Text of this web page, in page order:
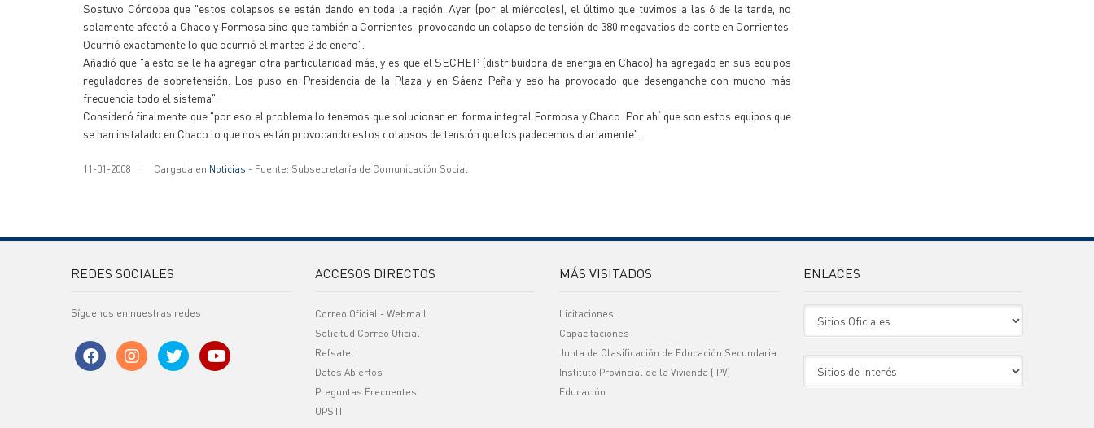
Sostuvo Córdoba que "estos colapsos se están dando en toda la región. Ayer (por el miércoles), el último que tuvimos a las 6 de la tarde, no
solamente afectó a Chaco y Formosa sino que también a Corrientes, provocando un colapso de tensión de 380 megavatios de corte en Corrientes.
Ocurrió exactamente lo que ocurrió el martes 2 de enero".
Añadió que "a esto se le ha agregar otra particularidad más, y es que el SECHEP (distribuidora de energia en Chaco) ha agregado en sus equipos
reguladores de sobretensión. Los puso en Presidencia de la Plaza y en Sáenz Peña y eso ha provocado que desenganche con mucho más
frecuencia todo el sistema".
Consideró finalmente que "por eso el problema lo tenemos que solucionar en forma integral Formosa y Chaco. Por ahí que son estos equipos que
se han instalado en Chaco lo que nos están provocando estos colapsos de tensión que los padecemos diariamente".
11-01-2008 | Cargada en Noticias - Fuente: Subsecretaría de Comunicación Social
REDES SOCIALES
Síguenos en nuestras redes
ACCESOS DIRECTOS
Correo Oficial - Webmail
Solicitud Correo Oficial
Refsatel
Datos Abiertos
Preguntas Frecuentes
UPSTI
MÁS VISITADOS
Licitaciones
Capacitaciones
Junta de Clasificación de Educación Secundaria
Instituto Provincial de la Vivienda (IPV)
Educación
ENLACES